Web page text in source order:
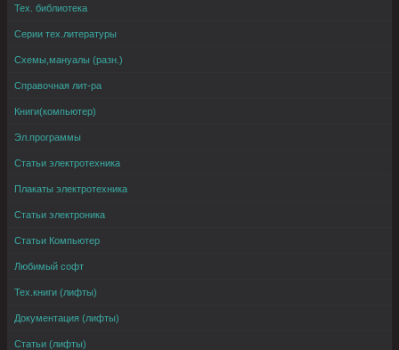
Тех. библиотека
Серии тех.литературы
Схемы,мануалы (разн.)
Справочная лит-ра
Книги(компьютер)
Эл.программы
Статьи электротехника
Плакаты электротехника
Статьи электроника
Статьи Компьютер
Любимый софт
Тех.книги (лифты)
Документация (лифты)
Статьи (лифты)